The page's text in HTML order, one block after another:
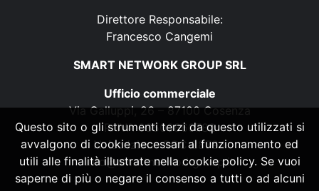
Direttore Responsabile:
Francesco Cangemi
SMART NETWORK GROUP SRL
Ufficio commerciale
Via Galluppi, 26 – 87100 Cosenza
P. IVA 03500860782
N. iscrizione ROC 28794
info@smartnetworkgroup.it
Questo sito o gli strumenti terzi da questo utilizzati si
avvalgono di cookie necessari al funzionamento ed
utili alle finalità illustrate nella cookie policy. Se vuoi
saperne di più o negare il consenso a tutti o ad alcuni